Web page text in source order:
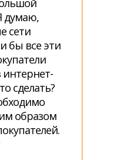
думаю,
сети
бы все эти
сделать?
образом